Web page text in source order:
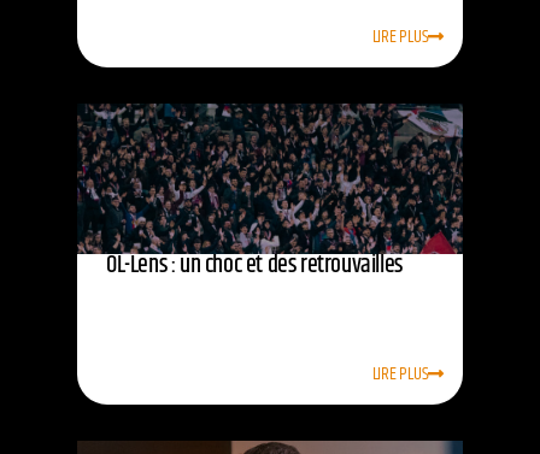
LIRE PLUS
OL-Lens : un choc et des retrouvailles
LIRE PLUS